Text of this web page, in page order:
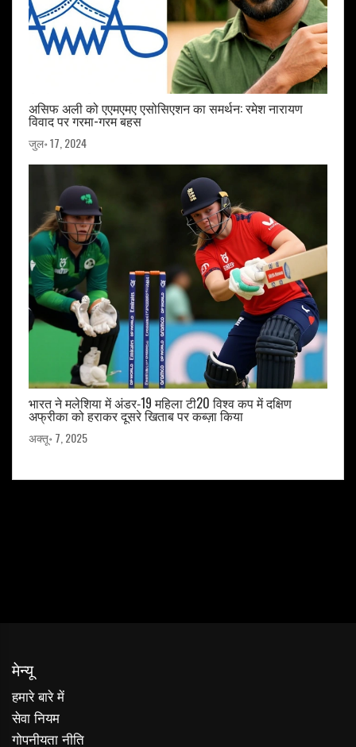
असिफ अली को एएमएमए एसोसिएशन का समर्थन: रमेश नारायण
विवाद पर गरमा-गरम बहस
जुल॰ 17, 2024
भारत ने मलेशिया में अंडर‑19 महिला टी20 विश्व कप में दक्षिण
अफ्रीका को हराकर दूसरे खिताब पर कब्ज़ा किया
अक्तू॰ 7, 2025
मेन्यू
हमारे बारे में
सेवा नियम
गोपनीयता नीति